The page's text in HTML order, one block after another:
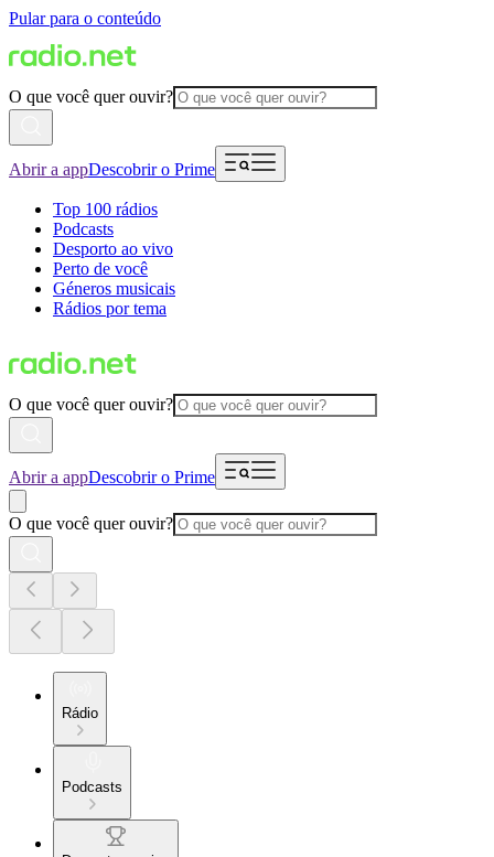
Pular para o conteúdo
O que você quer ouvir?
Abrir a appDescobrir o Prime
Top 100 rádios
Podcasts
Desporto ao vivo
Perto de você
Géneros musicais
Rádios por tema
O que você quer ouvir?
Abrir a appDescobrir o Prime
O que você quer ouvir?
Rádio
Podcasts